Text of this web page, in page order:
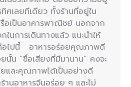
ศเลยทีเดียว ทั้งร้านที่อยู่ใน
รือเป็นอาคารพาณิชย์ นอกจาก
ในการเดินทางแล้ว แนะนำให้
อไปนี้ อาหารอร่อยคุณภาพดี
นั้น “ชื่อเสียงที่มีมานาน” คงจะ
และคุณภาพได้เป็นอย่างดี
นอาหารจีนอร่อย ๆ และไม่